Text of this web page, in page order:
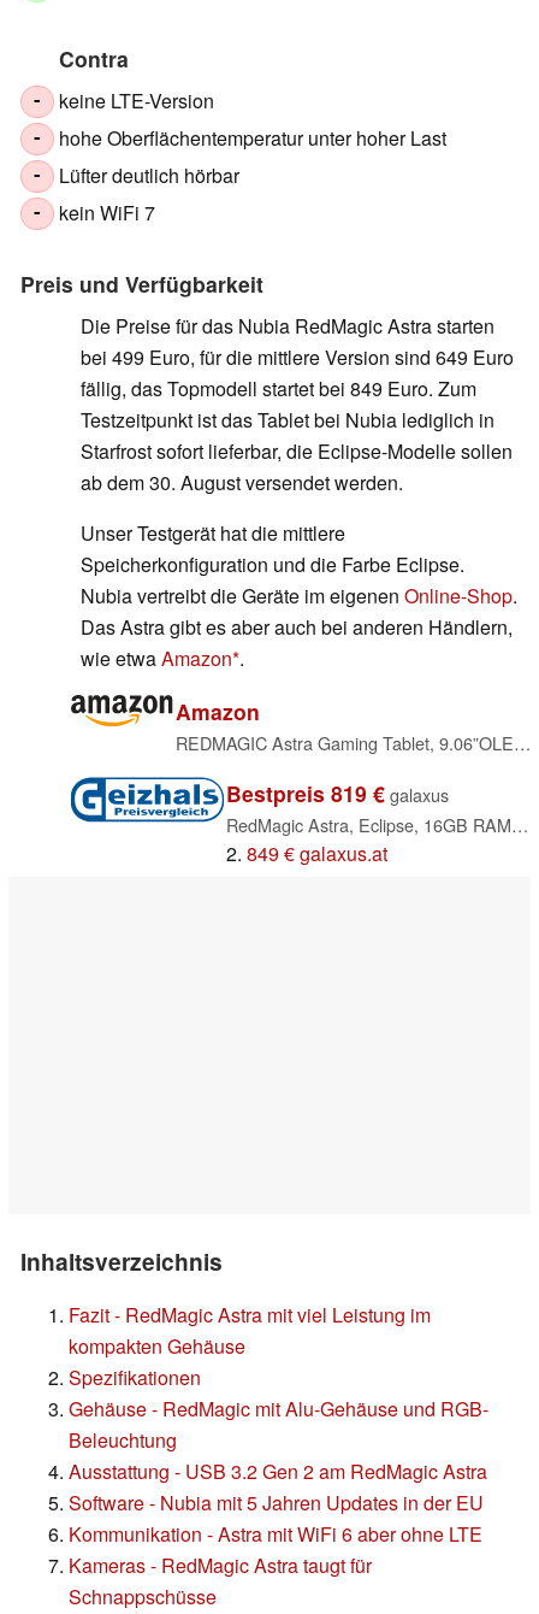
Contra
- keine LTE-Version
- hohe Oberflächentemperatur unter hoher Last
- Lüfter deutlich hörbar
- kein WiFi 7
Preis und Verfügbarkeit
Die Preise für das Nubia RedMagic Astra starten
bei 499 Euro, für die mittlere Version sind 649 Euro
fällig, das Topmodell startet bei 849 Euro. Zum
Testzeitpunkt ist das Tablet bei Nubia lediglich in
Starfrost sofort lieferbar, die Eclipse-Modelle sollen
ab dem 30. August versendet werden.
Unser Testgerät hat die mittlere
Speicherkonfiguration und die Farbe Eclipse.
Nubia vertreibt die Geräte im eigenen Online-Shop.
Das Astra gibt es aber auch bei anderen Händlern,
wie etwaAmazon .
Amazon
REDMAGIC Astra Gaming Tablet, 9.06”OLEDGaming Pad, Snapdragon 8 Elite, 16GB RAM + 512GB ROM, 165Hz 2.4K Display, 13MP+9MP Kamera, Android 15, 80W Schnellladegerät, Kühlsystem, Schwarz
Bestpreis 819 €galaxus
RedMagic Astra, Eclipse, 16GB RAM, 512GB
2. 849 € galaxus.at
Inhaltsverzeichnis
Fazit - RedMagic Astra mit viel Leistung im
kompakten Gehäuse
Spezifikationen
Gehäuse - RedMagic mit Alu-Gehäuse und RGB-
Beleuchtung
Ausstattung - USB 3.2 Gen 2 am RedMagic Astra
Software - Nubia mit 5 Jahren Updates in der EU
Kommunikation - Astra mit WiFi 6 aber ohne LTE
Kameras - RedMagic Astra taugt für
Schnappschüsse